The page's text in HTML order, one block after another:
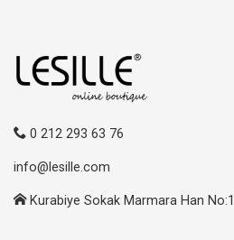
0 212 293 63 76
info@lesille.com
Kurabiye Sokak Marmara Han